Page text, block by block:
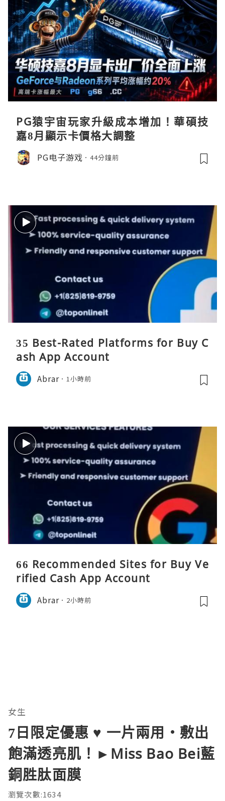
PG猿宇宙玩家升級成本增加！華碩技
嘉8月顯示卡價格大調整
PG电子游戏 44分鐘前
35 Best-Rated Platforms for Buy C
ash App Account
Abrar 1小時前
66 Recommended Sites for Buy Ve
rified Cash App Account
Abrar 2小時前
女生
7日限定優惠 ♥ 一片兩用・敷出
飽滿透亮肌！►Miss Bao Bei藍
銅胜肽面膜
瀏覽次數:1634